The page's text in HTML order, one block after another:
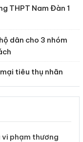
THPT Nam Đàn 1
dân cho 3 nhóm
tiêu thụ nhãn
vi phạm thương